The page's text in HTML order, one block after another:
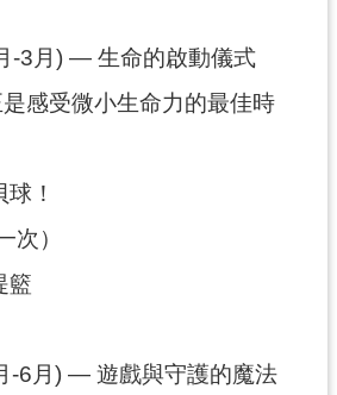
-3月) — 生命的啟動儀式
感受微小生命力的最佳時
！
次）
籃
-6月) — 遊戲與守護的魔法